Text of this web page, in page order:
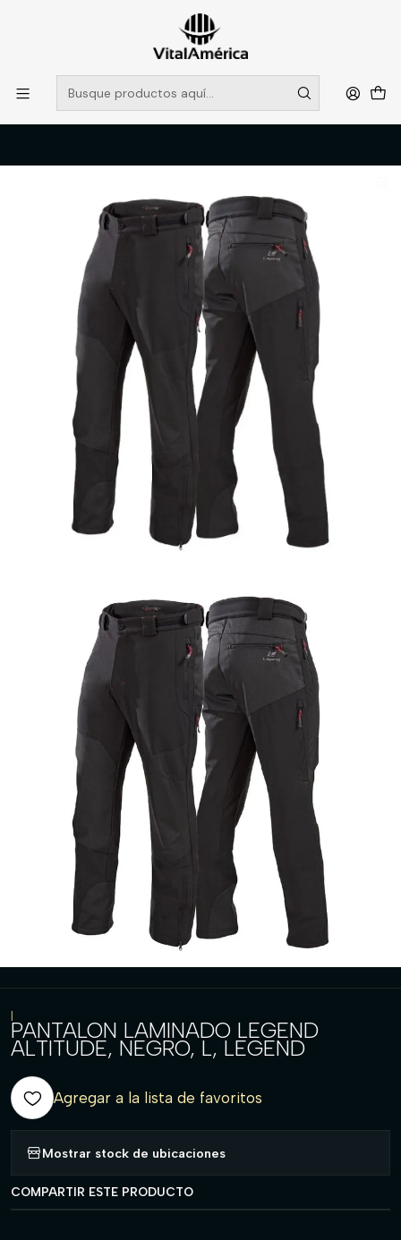
POR SISTEMA FRONTAL SOLO RETIROS EN TIENDA, DESDE
MUCHAS GRACIAS +569 5956 2237
Leer más
Catálogo
VESTIMENTA TECNICA Y CORPORATIVA
PANTALONES DE TRABAJO
PANTALON LAMINADO LEGEND ALTITUDE, NEGRO, L, LEGEND
|
PANTALON LAMINADO LEGEND
ALTITUDE, NEGRO, L, LEGEND
Agregar a la lista de favoritos
Mostrar stock de ubicaciones
COMPARTIR ESTE PRODUCTO